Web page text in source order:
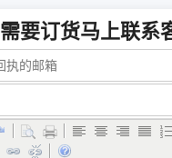
需要订货马上联系